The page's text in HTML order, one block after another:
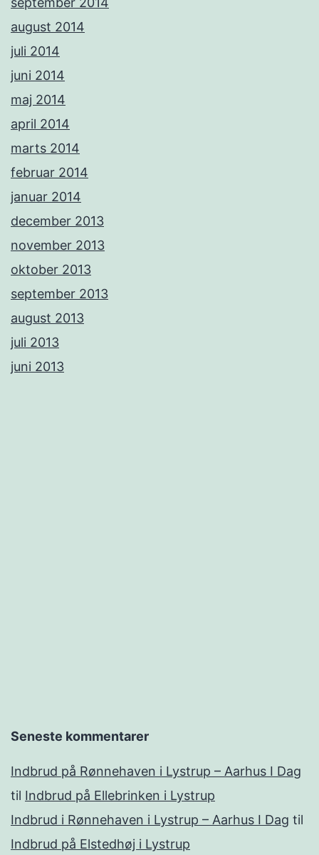
august 2014
juli 2014
juni 2014
maj 2014
april 2014
marts 2014
februar 2014
januar 2014
december 2013
november 2013
oktober 2013
september 2013
august 2013
juli 2013
juni 2013
Seneste kommentarer
Indbrud på Rønnehaven i Lystrup – Aarhus I Dag
til Indbrud på Ellebrinken i Lystrup
Indbrud i Rønnehaven i Lystrup – Aarhus I Dag til
Indbrud på Elstedhøj i Lystrup